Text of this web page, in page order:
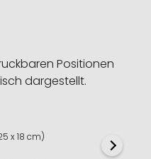
Positionen
dargestellt.
x 18 cm)